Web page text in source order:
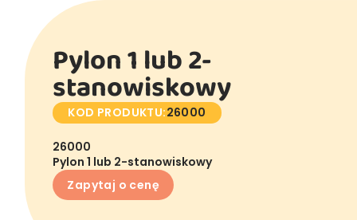
Pylon 1 lub 2-
stanowiskowy
KOD PRODUKTU:26000
26000
Pylon 1 lub 2-stanowiskowy
Zapytaj o cenę